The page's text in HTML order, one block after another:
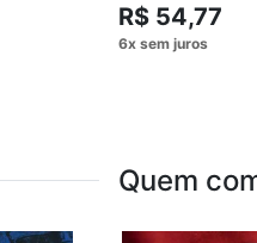
R$ 54,77
Quem